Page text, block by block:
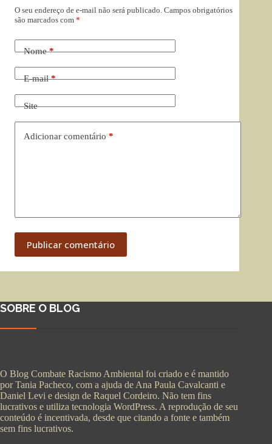
O seu endereço de e-mail não será publicado. Campos obrigatórios
são marcados com *
Nome*
E-mail*
Site
Adicionar comentário *
Publicar comentário
SOBRE O BLOG
O Blog Combate Racismo Ambiental foi criado e é mantido
por Tania Pacheco, com a ajuda de Ana Paula Cavalcanti e
Daniel Levi e design de Raquel Cordeiro. Não tem fins
lucrativos e utiliza tecnologia WordPress. A reprodução de seu
conteúdo é incentivada, desde que citando a fonte e também
sem fins lucrativos.